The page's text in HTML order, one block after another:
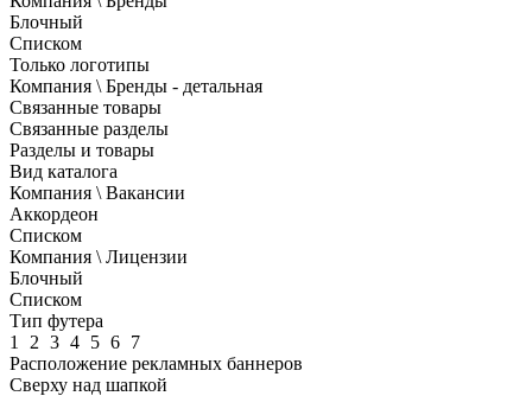
Блочный
Списком
Только логотипы
Компания \ Бренды - детальная
Связанные товары
Связанные разделы
Разделы и товары
Вид каталога
Компания \ Вакансии
Аккордеон
Списком
Компания \ Лицензии
Блочный
Списком
Тип футера
1
2 3 4 5 6 7
Расположение рекламных баннеров
Сверху над шапкой